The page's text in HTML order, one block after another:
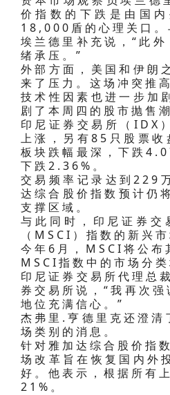
价指数的下跌是由国
18,000盾的心理关口。
埃兰德里补充说，“此
绪承压。”
外部方面，美国和伊朗
来了压力。这场冲突推
技术性因素也进一步加
剧了本周四的股市抛售潮
印尼证券交易所（IDX
上涨，另有85只股票
板块跌幅最深，下跌
下跌2.36%。
交易频率记录达到229
达综合股价指数预计仍
支撑区域。
与此同时，印尼证券
（MSCI）指数的新兴
今年6月，MSCI将公布
MSCI指数中的市场分类
印尼证券交易所代理
券交易所说，“我再次
地位充满信心。”
杰弗里.亨德里克还澄
场类别的消息。
针对雅加达综合股价指
场改革旨在恢复国内外
好。他表示，根据所有
21%。